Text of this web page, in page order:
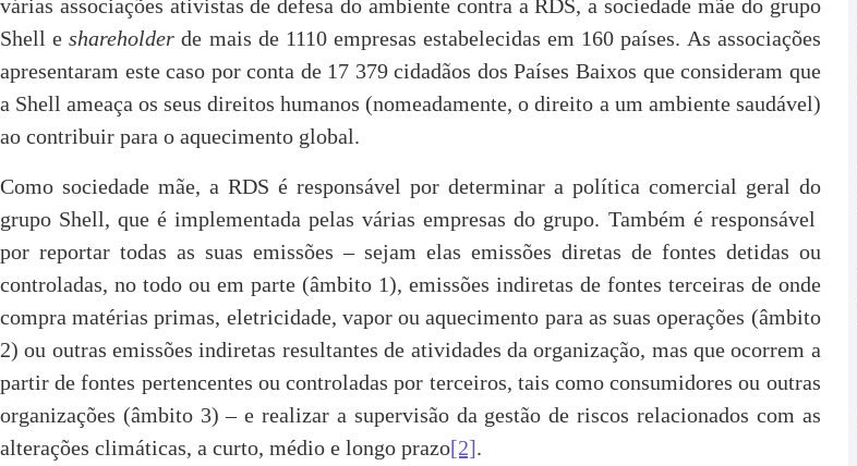
várias associações ativistas de defesa do ambiente contra a RDS, a sociedade mãe do grupo
Shell eshareholder de mais de 1110 empresas estabelecidas em 160 países. As associações
apresentaram este caso por conta de 17 379 cidadãos dos Países Baixos que consideram que
a Shell ameaça os seus direitos humanos (nomeadamente, o direito a um ambiente saudável)
ao contribuir para o aquecimento global.
Como sociedade mãe, a RDS é responsável por determinar a política comercial geral do
grupo Shell, que é implementada pelas várias empresas do grupo. Também é responsável
por reportar todas as suas emissões – sejam elas emissões diretas de fontes detidas ou
controladas, no todo ou em parte (âmbito 1), emissões indiretas de fontes terceiras de onde
compra matérias primas, eletricidade, vapor ou aquecimento para as suas operações (âmbito
2) ou outras emissões indiretas resultantes de atividades da organização, mas que ocorrem a
partir de fontes pertencentes ou controladas por terceiros, tais como consumidores ou outras
organizações (âmbito 3) – e realizar a supervisão da gestão de riscos relacionados com as
alterações climáticas, a curto, médio e longo prazo[2].